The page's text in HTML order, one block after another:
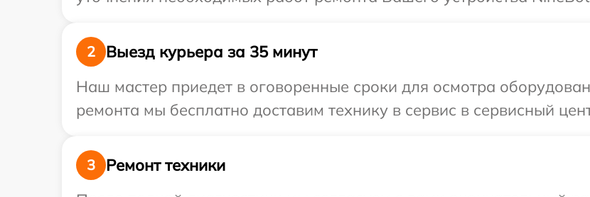
2
Выезд курьера за 35 минут
Наш мастер приедет в оговоренные сроки для осмотра
ремонта мы бесплатно доставим технику в сервис в сервисный
3
Ремонт техники